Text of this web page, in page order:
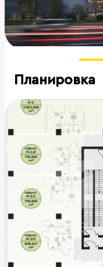
Планировка